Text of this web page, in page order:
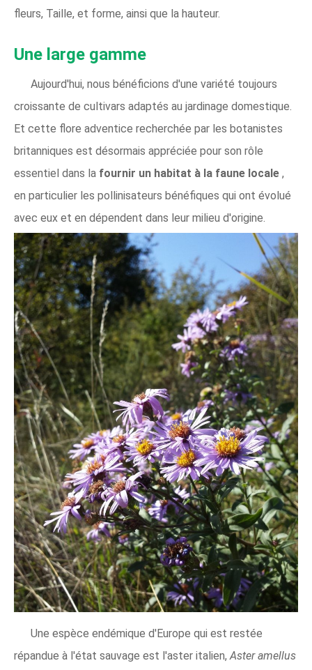
fleurs, Taille, et forme, ainsi que la hauteur.
Une large gamme
Aujourd'hui, nous bénéficions d'une variété toujours
croissante de cultivars adaptés au jardinage domestique.
Et cette flore adventice recherchée par les botanistes
britanniques est désormais appréciée pour son rôle
essentiel dans la fournir un habitat à la faune locale ,
en particulier les pollinisateurs bénéfiques qui ont évolué
avec eux et en dépendent dans leur milieu d'origine.
Une espèce endémique d'Europe qui est restée
répandue à l'état sauvage est l'aster italien,Aster amellus